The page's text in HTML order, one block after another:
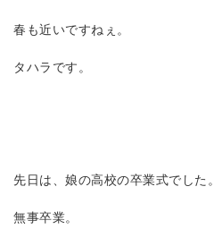
春も近いですねぇ。
タハラです。
先日は、娘の高校の卒業式でした。
無事卒業。